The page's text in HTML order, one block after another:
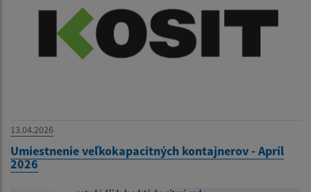
13.04.2026
Umiestnenie veľkokapacitných kontajnerov - Apríl
2026